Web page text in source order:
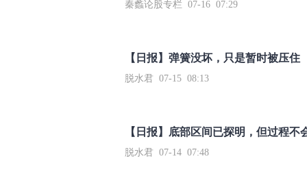
秦蠡论股专栏 07-16 07:29
【日报】弹簧没坏，只是暂时被压住
脱水君 07-15 08:13
【日报】底部区间已探明，但过程不
脱水君 07-14 07:48